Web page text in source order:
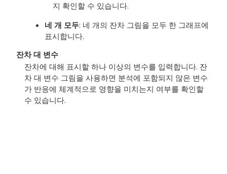
지 확인할 수 있습니다.
네 개 모두: 네 개의 잔차 그림을 모두 한 그래프에
표시합니다.
잔차 대 변수
잔차에 대해 표시할 하나 이상의 변수를 입력합니다. 잔
차 대 변수 그림을 사용하면 분석에 포함되지 않은 변수
가 반응에 체계적으로 영향을 미치는지 여부를 확인할
수 있습니다.